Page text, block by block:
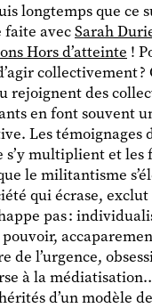
longtemps que ce
faite avecSarah
Hors d’atteinte !
collectivement ?
rejoignent des
en font souvent
Les témoignages
s’y multiplient et les
le militantisme
qui écrase,
pas :
de l’urgence,
à la
d’un modèle de